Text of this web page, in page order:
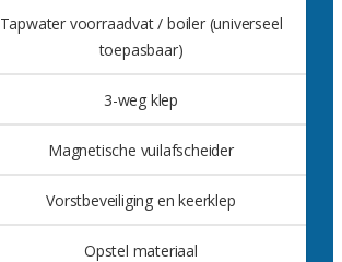
Tapwater voorraadvat / boiler (universeel
toepasbaar)
3-weg klep
Magnetische vuilafscheider
Vorstbeveiliging en keerklep
Opstel materiaal